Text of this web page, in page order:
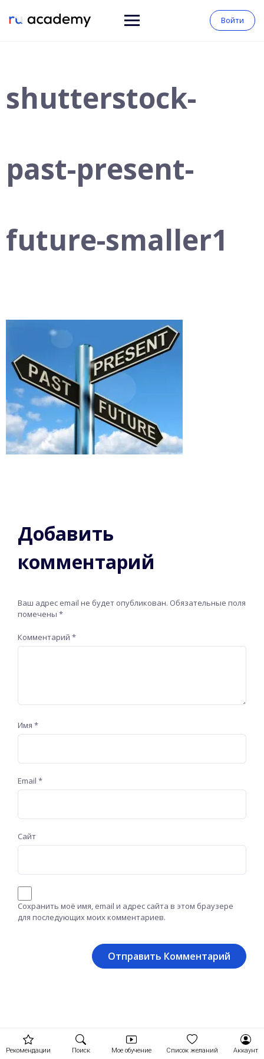
Войти
shutterstock-
past-present-
future-smaller1
Добавить
комментарий
Ваш адрес email не будет опубликован. Обязательные поля
помечены *
Комментарий *
Имя *
Email *
Сайт
Сохранить моё имя, email и адрес сайта в этом браузере
для последующих моих комментариев.
Рекомендации Поиск Мое обучение Список желаний Аккаунт